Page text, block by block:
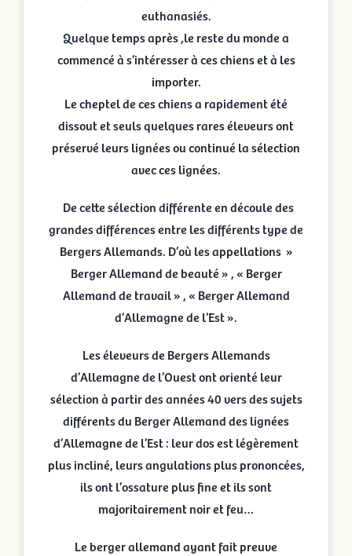
euthanasiés.
Quelque temps après ,le reste du monde a
commencé à s’intéresser à ces chiens et à les
importer.
Le cheptel de ces chiens a rapidement été
dissout et seuls quelques rares éleveurs ont
préservé leurs lignées ou continué la sélection
avec ces lignées.
De cette sélection différente en découle des
grandes différences entre les différents type de
Bergers Allemands. D’où les appellations »
Berger Allemand de beauté » , « Berger
Allemand de travail » , « Berger Allemand
d’Allemagne de l’Est ».
Les éleveurs de Bergers Allemands
d’Allemagne de l’Ouest ont orienté leur
sélection à partir des années 40 vers des sujets
différents du Berger Allemand des lignées
d’Allemagne de l’Est : leur dos est légèrement
plus incliné, leurs angulations plus prononcées,
ils ont l’ossature plus fine et ils sont
majoritairement noir et feu…
Le berger allemand ayant fait preuve